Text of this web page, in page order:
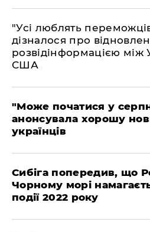
"Усі люблять
дізналося про
розвідінформацією між
США
"Може початися у
анонсувала хорошу
українців
Сибіга попередив, що
Чорному морі
події 2022 року